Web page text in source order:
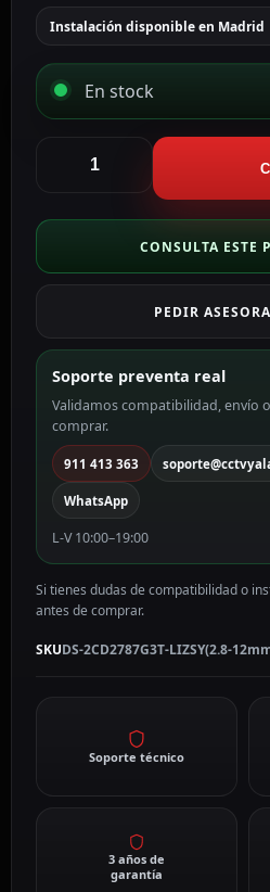
Instalación disponible en Madrid
En stock
cámara
Domo
PRO
ColorVu3.0
negro
8
MP,
2.8
12
mm
Motorizada,
PoE
DS-
LIZSY(2.8-
12mm)/BLACK
cantidad
CONSULTA ESTE
PEDIR
Soporte preventa real
Validamos compatibilidad, envío
comprar.
911 413 363
WhatsApp
L-V 10:00–19:00
Si tienes dudas de compatibilidad o
antes de comprar.
SKUDS-2CD2787G3T-LIZSY(2.8-
Soporte técnico
3 años de
garantía